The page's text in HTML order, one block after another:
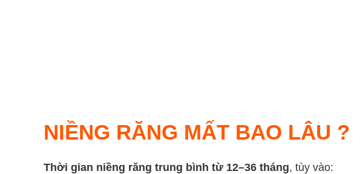
NIỀNG RĂNG MẤT BAO LÂU ?
Thời gian niềng răng trung bình từ 12–36 tháng, tùy vào: